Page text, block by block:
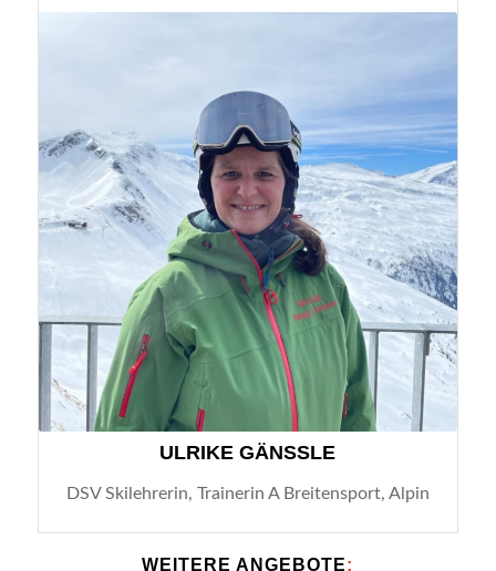
ULRIKE GÄNSSLE
DSV Skilehrerin, Trainerin A Breitensport, Alpin
WEITERE ANGEBOTE: